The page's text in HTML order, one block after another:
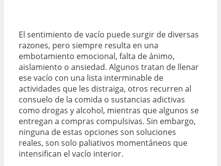
El sentimiento de vacío puede surgir de diversas
razones, pero siempre resulta en una
embotamiento emocional, falta de ánimo,
aislamiento o ansiedad. Algunos tratan de llenar
ese vacío con una lista interminable de
actividades que les distraiga, otros recurren al
consuelo de la comida o sustancias adictivas
como drogas y alcohol, mientras que algunos se
entregan a compras compulsivas. Sin embargo,
ninguna de estas opciones son soluciones
reales, son solo paliativos momentáneos que
intensifican el vacío interior.